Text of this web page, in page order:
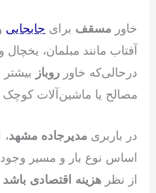
خاورمسقف برای جابجایی
آفتاب مانند مبلمان،
درحالی‌که خاورروباز بیشتر
مصالح یا ماشین‌آلات کوچک
در باربریمدیرجاده مشهد،
اساس نوع بار و مسیر
از نظرهزینه اقتصادی